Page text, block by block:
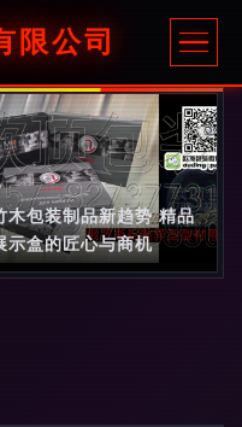
限公司
木包装制品新趋势 精品
示盒的匠心与商机